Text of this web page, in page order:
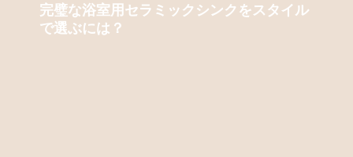
完璧な浴室用セラミックシンクをスタイル
で選ぶには？